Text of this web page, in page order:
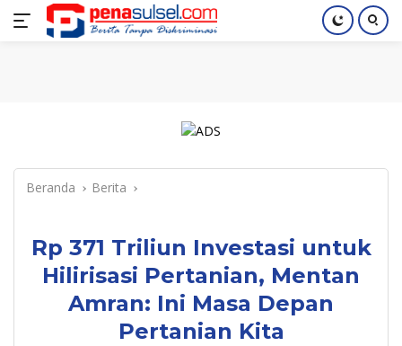
Langsung
Home Nasional Pendidikan Index
Beranda Berita
Rp 371 Triliun Investasi untuk
Hilirisasi Pertanian, Mentan
Amran: Ini Masa Depan
Pertanian Kita